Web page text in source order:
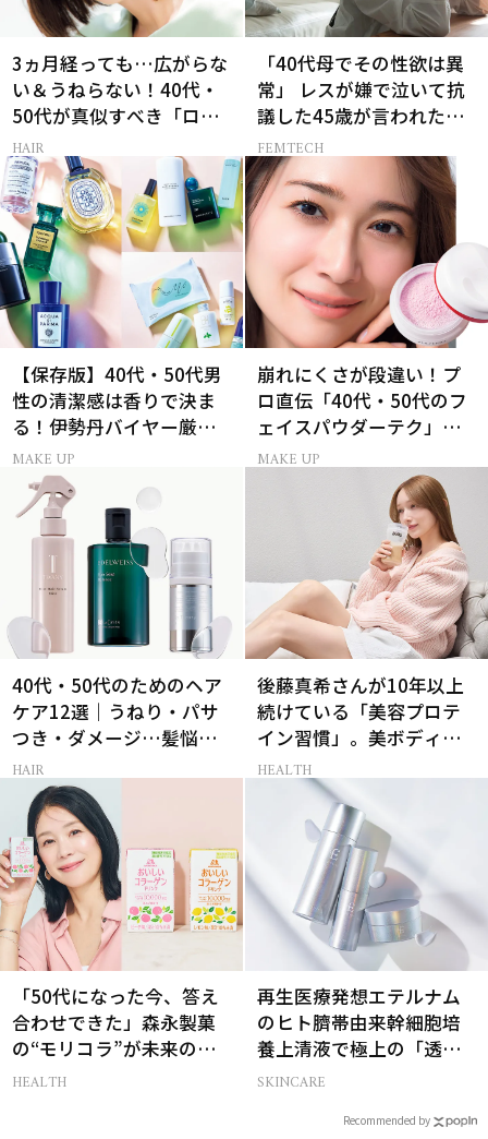
3ヵ月経っても…広がらな
い＆うねらない！40代・
50代が真似すべき「ロー
レイヤーボブ」
HAIR
「40代母でその性欲は異
常」 レスが嫌で泣いて抗
議した45歳が言われた暴
言【セックスレス AND
THE CITY -女たちの告
白-】
FEMTECH
【保存版】40代・50代男
性の清潔感は香りで決ま
る！伊勢丹バイヤー厳選
フレグランス15選
MAKE UP
崩れにくさが段違い！プ
ロ直伝「40代・50代のフ
ェイスパウダーテク」お
粉の選び方・塗り方Q&A
MAKE UP
40代・50代のためのヘア
ケア12選｜うねり・パサ
つき・ダメージ…髪悩み
から選ぶベスコス受賞コ
スメ
HAIR
後藤真希さんが10年以上
続けている「美容プロテ
イン習慣」。美ボディを
支える朝ルーティンと
HEALTH
「50代になった今、答え
合わせできた」森永製菓
の“モリコラ”が未来のキ
レイを連れてくる！
HEALTH
再生医療発想エテルナム
のヒト臍帯由来幹細胞培
養上清液で極上の「透明
感ハリ肌」へ
SKINCARE
Recommended by